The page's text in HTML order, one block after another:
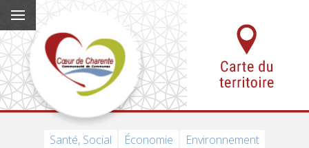
Santé, Social Économie
Environnement